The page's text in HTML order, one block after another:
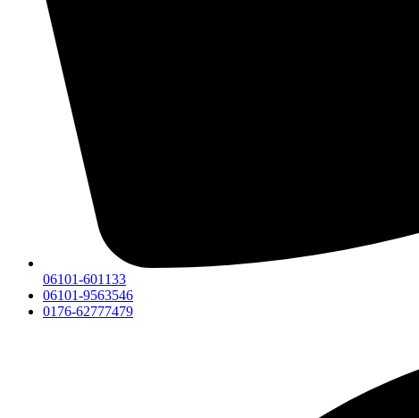
06101-601133
06101-9563546
0176-62777479